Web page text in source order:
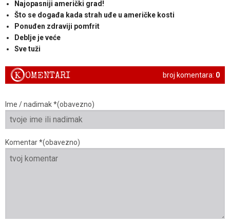
Najopasniji američki grad!
Što se događa kada strah uđe u američke kosti
Ponuđen zdraviji pomfrit
Deblje je veće
Sve tuži
broj komentara: 0
KOMENTARI
Ime / nadimak *(obavezno)
Komentar *(obavezno)